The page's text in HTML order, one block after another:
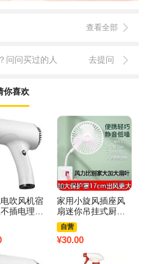
查看全部
问问买过的人 去提问
你喜欢
吹风机宿
插电理发
离子吹头
携式3759
电强飓风
档+蓝光护
家用小旋风插座风
扇迷你吊挂式厨房
厕所卫生间专用插
电静音小风扇3759
Z 2个【升级网罩
款】三插一体风扇
自营
¥30.00